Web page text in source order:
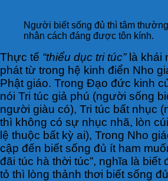
Người biết sống đủ thì tâm
nhân cách đáng được tôn kính.
Thực tế “thiểu dục tri túc”là khái
phát từ trong hệ kinh điển Nho
Phật giáo. Trong Đạo đức kinh
nói Tri túc giả phú (người sống
người giàu có), Tri túc bất nhục
thì không có sự nhục nhã, lòn
lệ thuộc bất kỳ ai), Trong Nho
cập đến biết sống đủ ít ham
đãi túc hà thời túc”, nghĩa là biết
tỏ thì lòng thảnh thơi biết sống